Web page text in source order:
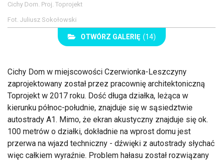
Cichy Dom. Proj. Toprojekt
Fot. Juliusz Sokołowski
OTWÓRZ GALERIĘ (14)
Cichy Dom w miejscowości Czerwionka-Leszczyny
zaprojektowany został przez pracownię architektoniczną
Toprojekt w 2017 roku. Dość długa działka, leżąca w
kierunku północ-południe, znajduje się w sąsiedztwie
autostrady A1. Mimo, że ekran akustyczny znajduje się ok.
100 metrów o działki, dokładnie na wprost domu jest
przerwa na wjazd techniczny - dźwięki z autostrady słychać
więc całkiem wyraźnie. Problem hałasu został rozwiązany